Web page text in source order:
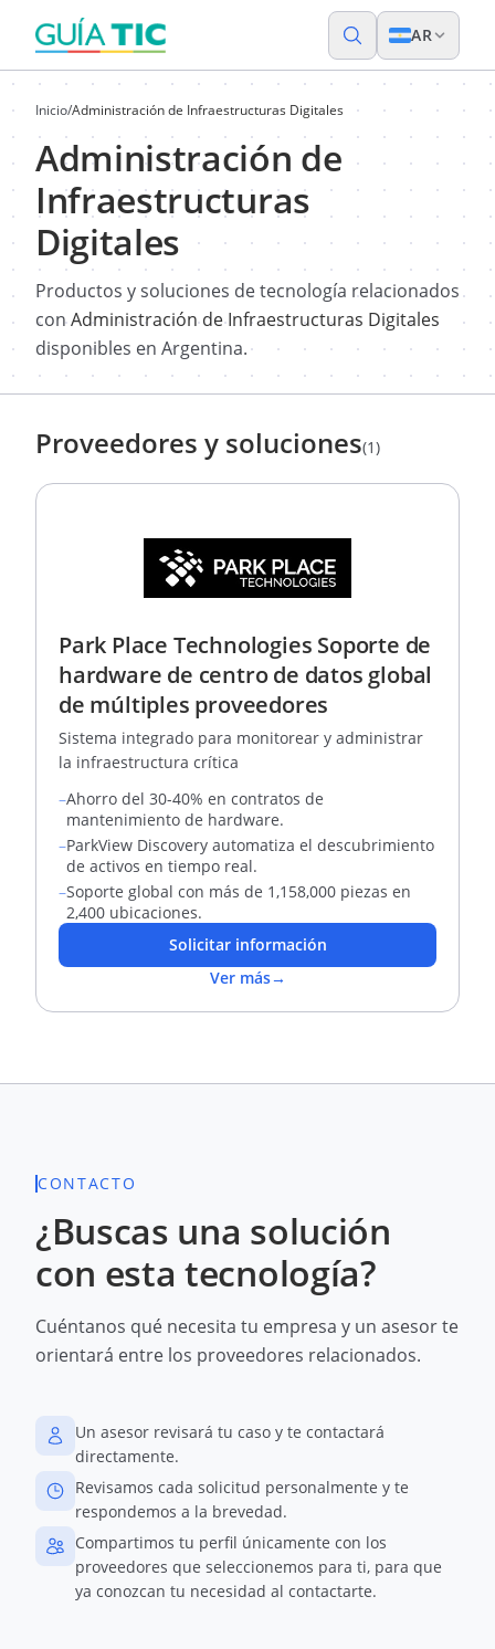
AR
Inicio/Administración de Infraestructuras Digitales
Administración de
Infraestructuras
Digitales
Productos y soluciones de tecnología relacionados
conAdministración de Infraestructuras Digitales
disponibles en Argentina.
Proveedores y soluciones(1)
Park Place Technologies Soporte de
hardware de centro de datos global
de múltiples proveedores
Sistema integrado para monitorear y administrar
la infraestructura crítica
–Ahorro del 30-40% en contratos de
mantenimiento de hardware.
–ParkView Discovery automatiza el descubrimiento
de activos en tiempo real.
–Soporte global con más de 1,158,000 piezas en
2,400 ubicaciones.
Solicitar información
Ver más→
CONTACTO
¿Buscas una solución
con esta tecnología?
Cuéntanos qué necesita tu empresa y un asesor te
orientará entre los proveedores relacionados.
Un asesor revisará tu caso y te contactará
directamente.
Revisamos cada solicitud personalmente y te
respondemos a la brevedad.
Compartimos tu perfil únicamente con los
proveedores que seleccionemos para ti, para que
ya conozcan tu necesidad al contactarte.